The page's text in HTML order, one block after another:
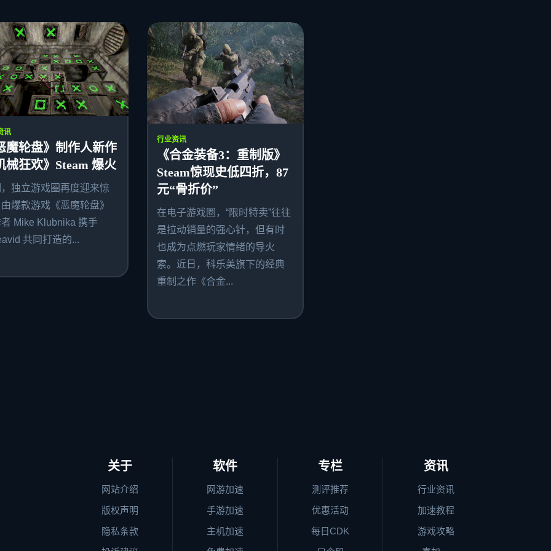
讯
魔轮盘》制作人新作
械狂欢》Steam 爆火
独立游戏圈再度迎来惊
爆款游戏《恶魔轮盘》
Mike Klubnika 携手
共同打造的...
行业资讯
《合金装备3：重制版》
Steam惊现史低四折，87
元“骨折价”
在电子游戏圈，“限时特卖”往往
是拉动销量的强心针，但有时
也成为点燃玩家情绪的导火
索。近日，科乐美旗下的经典
重制之作《合金...
关于
网站介绍
版权声明
隐私条款
软件
网游加速
手游加速
主机加速
专栏
测评推荐
优惠活动
每日CDK
资讯
行业资讯
加速教程
游戏攻略